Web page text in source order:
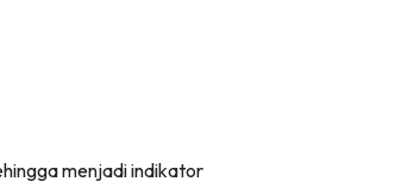
menjadi indikator